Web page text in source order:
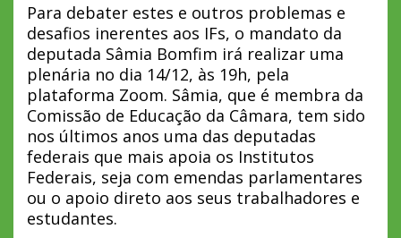
Para debater estes e outros problemas e
desafios inerentes aos IFs, o mandato da
deputada Sâmia Bomfim irá realizar uma
plenária no dia 14/12, às 19h, pela
plataforma Zoom. Sâmia, que é membra da
Comissão de Educação da Câmara, tem sido
nos últimos anos uma das deputadas
federais que mais apoia os Institutos
Federais, seja com emendas parlamentares
ou o apoio direto aos seus trabalhadores e
estudantes.